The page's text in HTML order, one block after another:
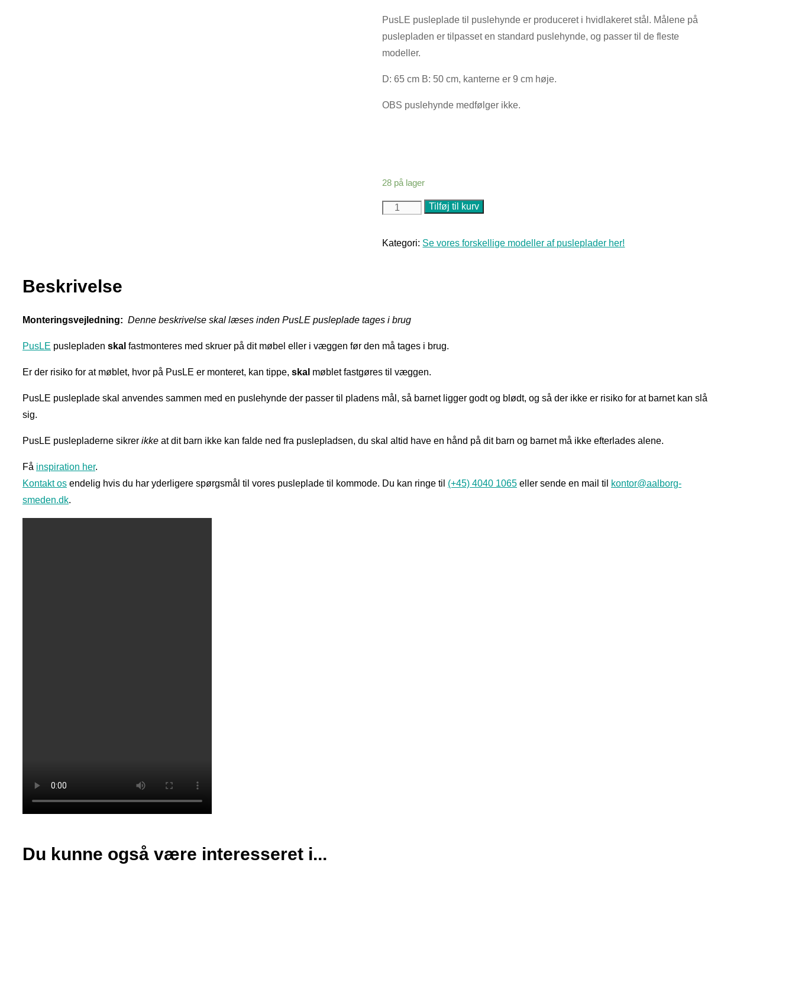
PusLE pusleplade til puslehynde er produceret i hvidlakeret stål. Målene på
puslepladen er tilpasset en standard puslehynde, og passer til de fleste
modeller.
D: 65 cm B: 50 cm, kanterne er 9 cm høje.
OBS puslehynde medfølger ikke.
28 på lager
PusLE
til
antal
Tilføj til kurv
Kategori: Se vores forskellige modeller af pusleplader her!
Beskrivelse
Monteringsvejledning: Denne beskrivelse skal læses inden PusLE pusleplade tages i brug
PusLE puslepladen skal fastmonteres med skruer på dit møbel eller i væggen før den må tages i brug.
Er der risiko for at møblet, hvor på PusLE er monteret, kan tippe, skal møblet fastgøres til væggen.
PusLE pusleplade skal anvendes sammen med en puslehynde der passer til pladens mål, så barnet ligger godt og blødt, og så der ikke er risiko for at barnet kan slå
sig.
PusLE puslepladerne sikrer ikke at dit barn ikke kan falde ned fra puslepladsen, du skal altid have en hånd på dit barn og barnet må ikke efterlades alene.
Få inspiration her.
Kontakt os endelig hvis du har yderligere spørgsmål til vores pusleplade til kommode. Du kan ringe til (+45) 4040 1065 eller sende en mail til
kontor@aalborg-
smeden.dk.
Du kunne også være interesseret i...